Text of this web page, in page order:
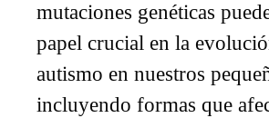
mutaciones genéticas
papel crucial en la
autismo en nuestros
incluyendo formas que